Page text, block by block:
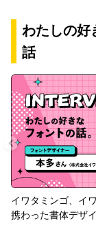
わたしの好
話
イワタミンゴ、イ
携わった書体デザ